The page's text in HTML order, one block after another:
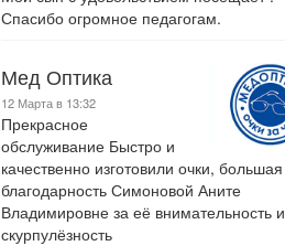
Спасибо огромное педагогам.
Мед Оптика
12 Марта в 13:32
Прекрасное
обслуживание Быстро и
качественно изготовили очки, большая
благодарность Симоновой Аните
Владимировне за её внимательность и
скурпулёзность